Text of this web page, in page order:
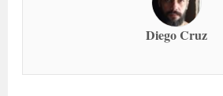
Diego Cruz